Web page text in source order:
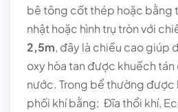
bê tông cốt thép hoặc bằng
nhật hoặc hình trụ tròn với
2,5m, đây là chiều cao giúp
oxy hòa tan được khuếch
nước. Trong bể thường được
phối khí bằng: Đĩa thổi khí,